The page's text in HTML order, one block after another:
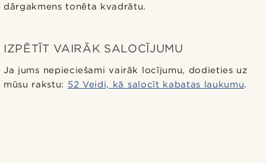
dārgakmens tonēta kvadrātu.
IZPĒTĪT VAIRĀK SALOCĪJUMU
Ja jums nepieciešami vairāk locījumu, dodieties uz
mūsu rakstu: 52 Veidi, kā salocīt kabatas laukumu.